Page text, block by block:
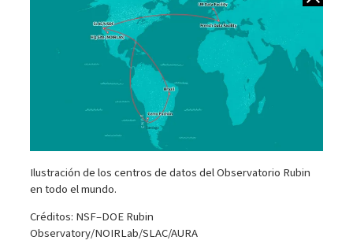
Ilustración de los centros de datos del Observatorio Rubin
en todo el mundo.
Créditos: NSF–DOE Rubin
Observatory/NOIRLab/SLAC/AURA